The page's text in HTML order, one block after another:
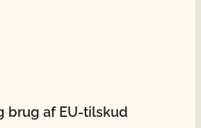
brug af EU-tilskud